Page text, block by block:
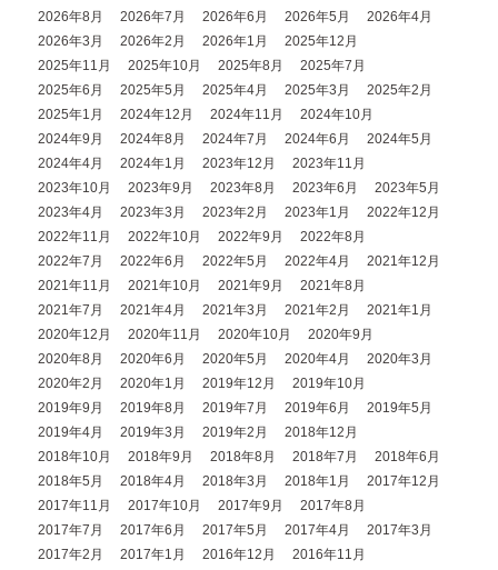
2026年8月 2026年7月 2026年6月 2026年5月
2026年4月
2026年3月
2026年2月 2026年1月
2025年12月
2025年11月
2025年10月 2025年8月
2025年7月
2025年6月
2025年5月 2025年4月 2025年3月
2025年2月
2025年1月
2024年12月 2024年11月
2024年10月
2024年9月
2024年8月 2024年7月 2024年6月
2024年5月
2024年4月
2024年1月 2023年12月
2023年11月
2023年10月
2023年9月 2023年8月 2023年6月
2023年5月
2023年4月
2023年3月 2023年2月 2023年1月
2022年12月
2022年11月
2022年10月 2022年9月
2022年8月
2022年7月
2022年6月 2022年5月 2022年4月
2021年12月
2021年11月
2021年10月 2021年9月
2021年8月
2021年7月
2021年4月 2021年3月 2021年2月
2021年1月
2020年12月
2020年11月 2020年10月
2020年9月
2020年8月
2020年6月 2020年5月 2020年4月
2020年3月
2020年2月
2020年1月 2019年12月
2019年10月
2019年9月
2019年8月 2019年7月 2019年6月
2019年5月
2019年4月
2019年3月 2019年2月
2018年12月
2018年10月
2018年9月 2018年8月 2018年7月
2018年6月
2018年5月
2018年4月 2018年3月 2018年1月
2017年12月
2017年11月
2017年10月 2017年9月
2017年8月
2017年7月
2017年6月 2017年5月 2017年4月
2017年3月
2017年2月
2017年1月 2016年12月
2016年11月